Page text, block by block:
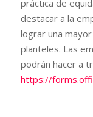
práctica de
destacar a la
lograr una
planteles. Las
podrán hacer a
https://